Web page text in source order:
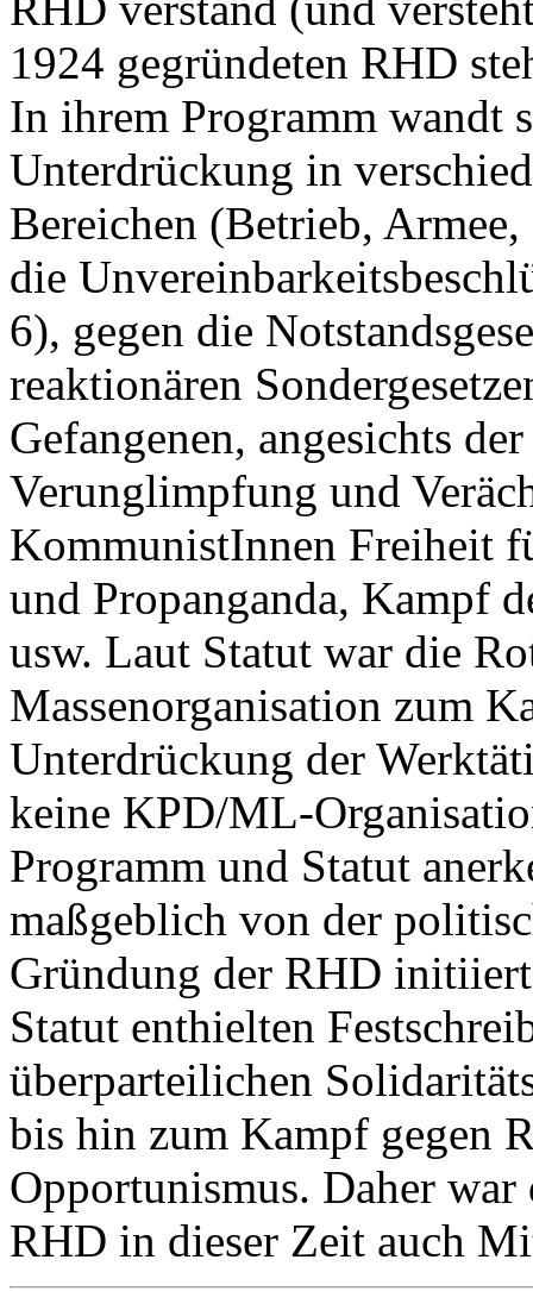
1924 gegründeten RHD
In ihrem Programm wandt
Unterdrückung in
Bereichen (Betrieb,
die
6), gegen die
reaktionären
Gefangenen, angesichts
Verunglimpfung und
KommunistInnen Freiheit
und Propanganda, Kampf
usw. Laut Statut war die
Massenorganisation zum
Unterdrückung der
keine KPD/ML-
Programm und Statut
maßgeblich von der
Gründung der RHD
Statut enthielten
überparteilichen
bis hin zum Kampf gegen
Opportunismus. Daher
RHD in dieser Zeit auch